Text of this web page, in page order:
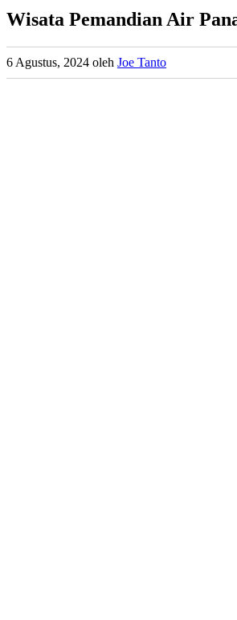
Wisata Pemandian Air
6 Agustus, 2024 oleh Joe Tanto